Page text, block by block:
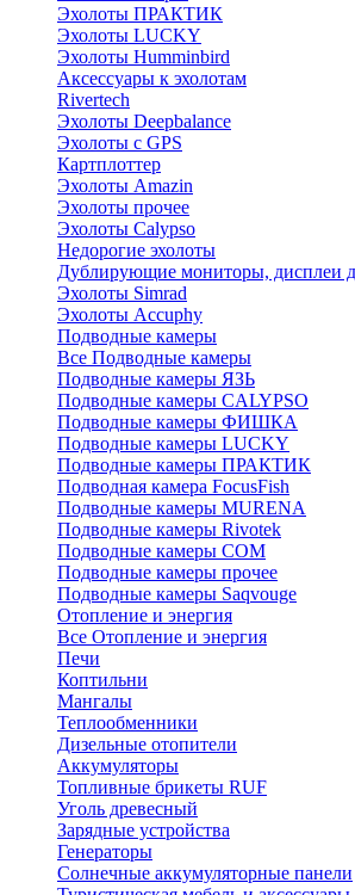
Эхолоты ПРАКТИК
Эхолоты LUCKY
Эхолоты Humminbird
Аксессуары к эхолотам
Rivertech
Эхолоты Deepbalance
Эхолоты с GPS
Картплоттер
Эхолоты Amazin
Эхолоты прочее
Эхолоты Calypso
Недорогие эхолоты
Дублирующие мониторы, дисплеи
Эхолоты Simrad
Эхолоты Accuphy
Подводные камеры
Все Подводные камеры
Подводные камеры ЯЗЬ
Подводные камеры CALYPSO
Подводные камеры ФИШКА
Подводные камеры LUCKY
Подводные камеры ПРАКТИК
Подводная камера FocusFish
Подводные камеры MURENA
Подводные камеры Rivotek
Подводные камеры СОМ
Подводные камеры прочее
Подводные камеры Saqvouge
Отопление и энергия
Все Отопление и энергия
Печи
Коптильни
Мангалы
Теплообменники
Дизельные отопители
Аккумуляторы
Топливные брикеты RUF
Уголь древесный
Зарядные устройства
Генераторы
Солнечные аккумуляторные панели